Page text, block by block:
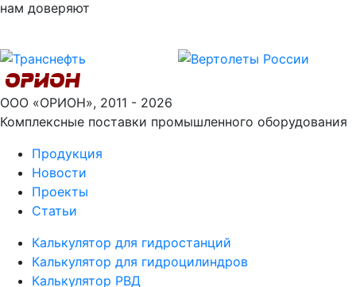
нам доверяют
ООО «ОРИОН», 2011 - 2026
Комплексные поставки промышленного оборудования
Продукция
Новости
Проекты
Статьи
Калькулятор для гидростанций
Калькулятор для гидроцилиндров
Калькулятор РВД